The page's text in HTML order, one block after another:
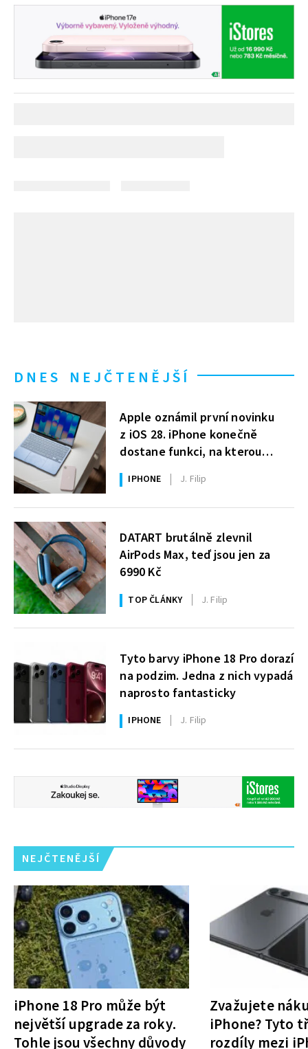
DNES NEJČTENĚJŠÍ
Apple oznámil první novinku
z iOS 28. iPhone konečně
dostane funkci, na kterou
uživatelé Windows čekají roky
IPHONE J. Filip
DATART brutálně zlevnil
AirPods Max, teď jsou jen za
6990 Kč
TOP ČLÁNKY J. Filip
Tyto barvy iPhone 18 Pro dorazí
na podzim. Jedna z nich vypadá
naprosto fantasticky
IPHONE J. Filip
NEJČTENĚJŠÍ
iPhone 18 Pro může být
největší upgrade za roky.
Tohle jsou všechny důvody
Zvažujete
iPhone? Tyto
rozdíly mezi